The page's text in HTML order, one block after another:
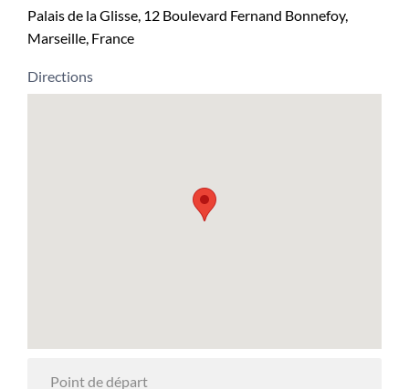
Palais de la Glisse, 12 Boulevard Fernand Bonnefoy,
Marseille, France
Directions